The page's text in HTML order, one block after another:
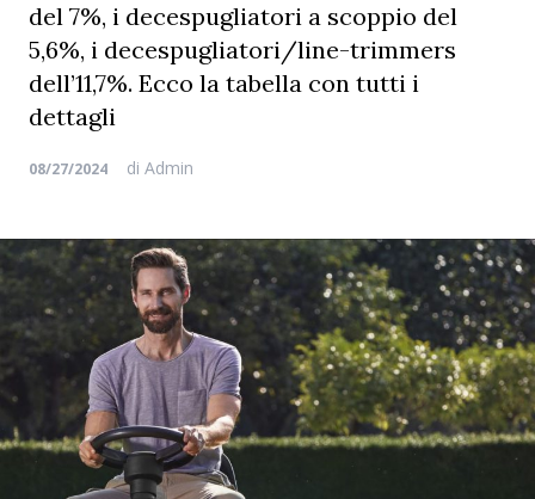
del 7%, i decespugliatori a scoppio del
5,6%, i decespugliatori/line-trimmers
dell’11,7%. Ecco la tabella con tutti i
dettagli
08/27/2024 di Admin